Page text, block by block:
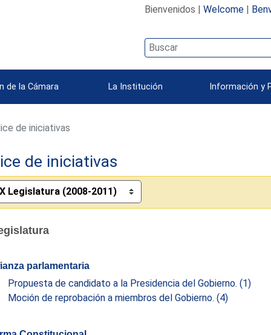
Bienvenidos | Welcome|
de la Cámara La Institución Información y
de iniciativas
de iniciativas
parlamentaria
Propuesta de candidato a la Presidencia del Gobierno. (1)
Moción de reprobación a miembros del Gobierno. (4)